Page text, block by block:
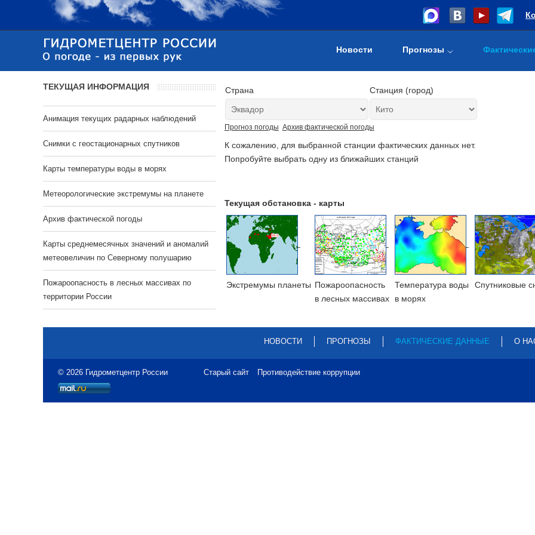
Новости Прогнозы
Страна Станция (город)
Прогноз погоды Архив фактической погоды
К сожалению, для выбранной станции фактических данных нет.
Попробуйте выбрать одну из ближайших станций
Текущая обстановка - карты
Экстремумы планеты Пожароопасность
в лесных массивах
Температура воды
в морях
Cпутниковые
ТЕКУЩАЯ ИНФОРМАЦИЯ
Анимация текущих радарных наблюдений
Cнимки с геостационарных спутников
Карты температуры воды в морях
Метеорологические экстремумы на планете
Архив фактической погоды
Карты среднемесячных значений и аномалий
метеовеличин по Северному полушарию
Пожароопасность в лесных массивах по
территории России
НОВОСТИ ПРОГНОЗЫ ФАКТИЧЕСКИЕ ДАННЫЕ О
© 2026 Гидрометцентр России Старый сайт Противодействие коррупции